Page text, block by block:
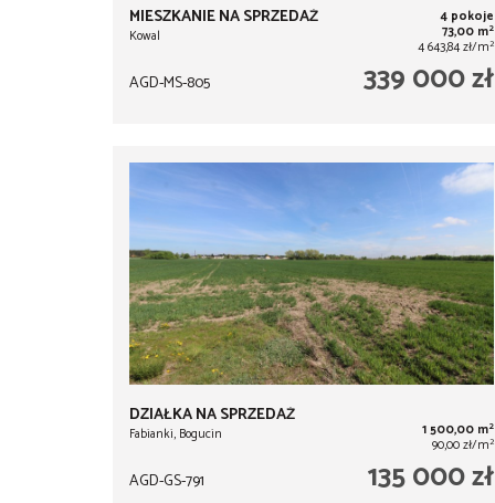
MIESZKANIE NA SPRZEDAŻ
Kowal
4 pokoje
73,00 m2
4 643,84 zł/m2
AGD-MS-805 339 000 zł
DZIAŁKA NA SPRZEDAŻ
Fabianki, Bogucin 1 500,00 m2
90,00 zł/m2
AGD-GS-791 135 000 zł